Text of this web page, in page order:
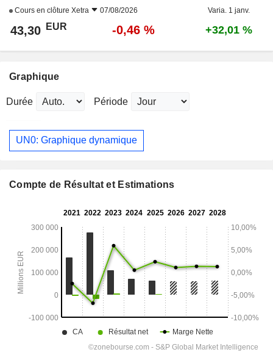
Cours en clôture Xetra 07/08/2026 Varia. 1 janv.
43,30 EUR -0,46 % +32,01 %
Graphique
Durée Période
UN0: Graphique dynamique
Compte de Résultat et Estimations